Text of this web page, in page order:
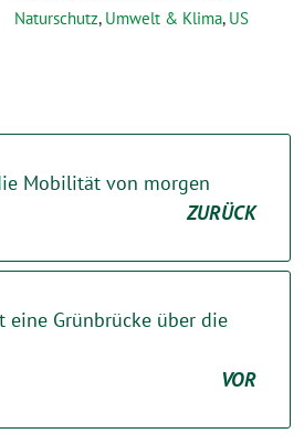
Naturschutz, Umwelt & Klima, US
Mobilität von morgen
ZURÜCK
eine Grünbrücke über die
VOR